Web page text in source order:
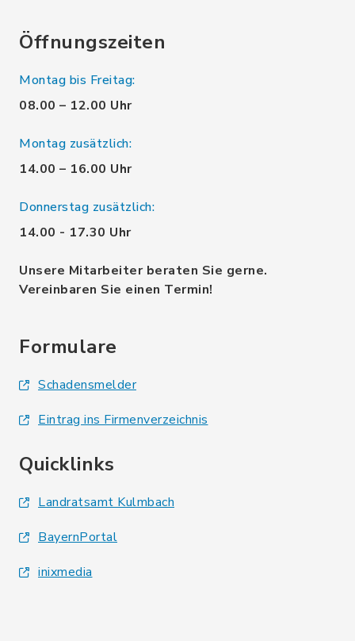
Öffnungszeiten
Montag bis Freitag:
08.00 – 12.00 Uhr
Montag zusätzlich:
14.00 – 16.00 Uhr
Donnerstag zusätzlich:
14.00 - 17.30 Uhr
Unsere Mitarbeiter beraten Sie gerne.
Vereinbaren Sie einen Termin!
Formulare
Schadensmelder
Eintrag ins Firmenverzeichnis
Quicklinks
Landratsamt Kulmbach
BayernPortal
inixmedia